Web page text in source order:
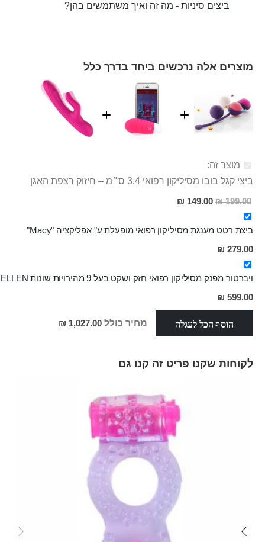
ביצים סיניות - מה זה ואיך משתמשים בהן?
מוצרים אלה נרכשים ביחד בדרך כלל
מוצר זה:
ביצי קגל בובו מסיליקון רפואי 3.4 ס״מ – חיזוק רצפת האגן
199.00 ₪
מחיר
149.00 ₪
ביצת רטט מענגת מסיליקון רפואי מופעלת ע" אפליקציה "Macy"
279.00 ₪
ויברטור מפנק מסיליקון רפואי חזק ושקט בעל 9 מהירויות שונות ELLEN
599.00 ₪
הוסף הכל לעגלה מחיר כולל 1,027.00 ₪
לקוחות שקנו פריט זה קנו גם